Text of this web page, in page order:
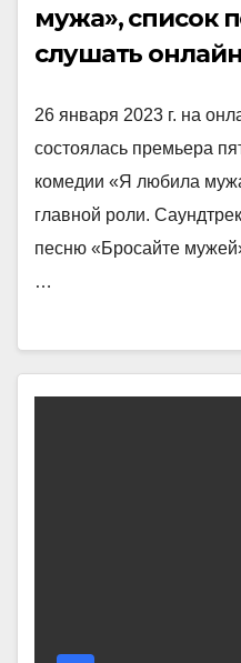
мужа», список
слушать
26 января 2023 г. на
состоялась премьера
комедии «Я любила
главной роли.
песню «Бросайте
…